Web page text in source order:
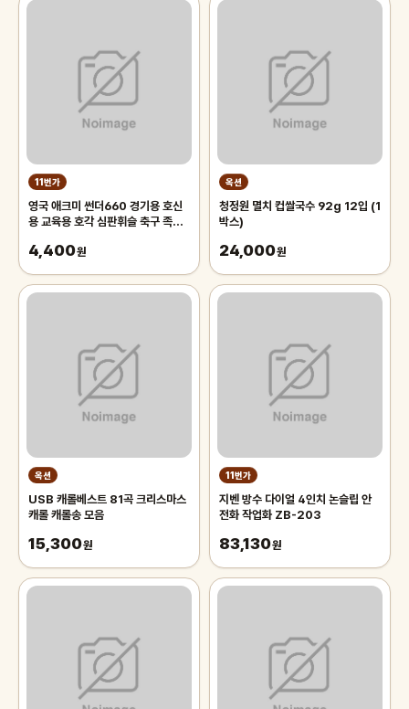
11번가
영국 애크미 썬더660 경기용 호신
용 교육용 호각 심판휘슬 축구 족구
4,400원
옥션
청정원 멸치 컵쌀국수 92g 12입 (1
박스)
24,000원
옥션
USB 캐롤베스트 81곡 크리스마스
캐롤 캐롤송 모음
15,300원
11번가
지벤 방수 다이얼 4인치 논슬립 안
전화 작업화 ZB-203
83,130원